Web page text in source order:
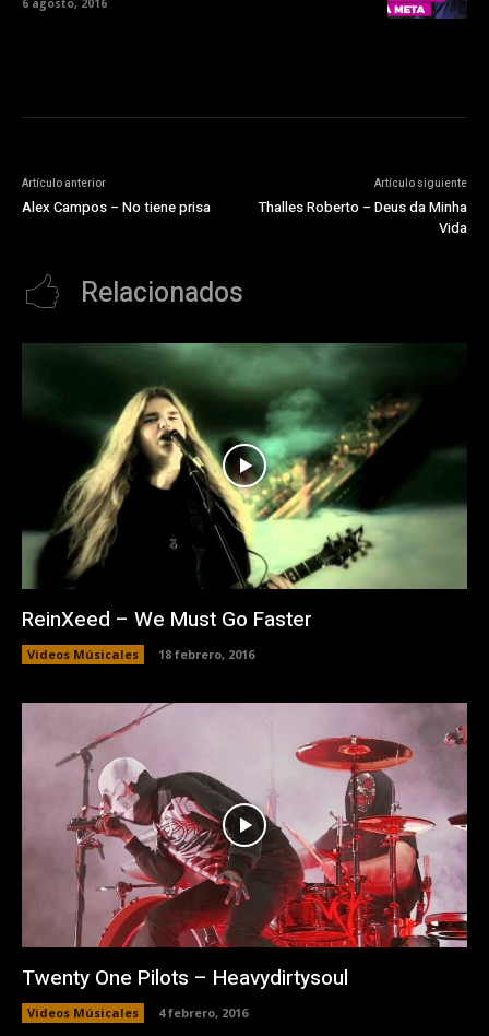
Artículo anterior
Alex Campos – No tiene prisa
Artículo siguiente
Thalles Roberto – Deus da Minha
Vida
Relacionados
ReinXeed – We Must Go Faster
Videos Músicales 18 febrero, 2016
Twenty One Pilots – Heavydirtysoul
Videos Músicales 4 febrero, 2016